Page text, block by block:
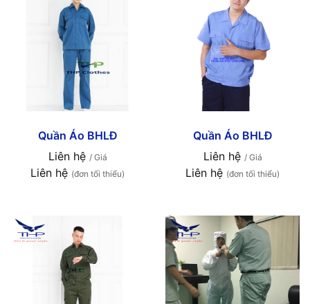
Quần Áo BHLĐ
Liên hệ / Giá
Liên hệ (đơn tối thiểu)
Quần Áo BHLĐ
Liên hệ / Giá
Liên hệ (đơn tối thiểu)